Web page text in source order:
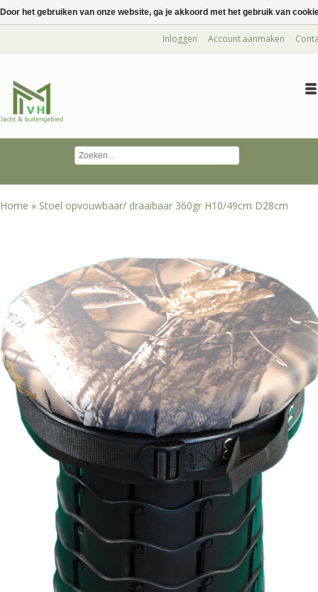
Inloggen Account aanmaken
Home » Stoel opvouwbaar/ draaibaar 360gr H10/49cm D28cm
Door het gebruiken van onze website, ga je akkoord met het gebruik van